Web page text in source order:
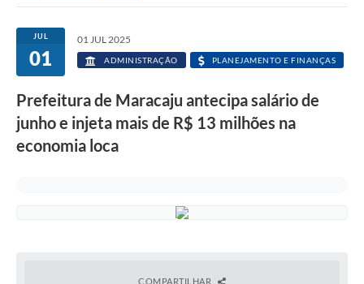
LGPD
Licitações
Transparência
Publicações
JUL
01
01 JUL 2025
ADMINISTRAÇÃO PLANEJAMENTO E FINANÇAS
Prefeitura de Maracaju antecipa salário de
junho e injeta mais de R$ 13 milhões na
economia loca
COMPARTILHAR